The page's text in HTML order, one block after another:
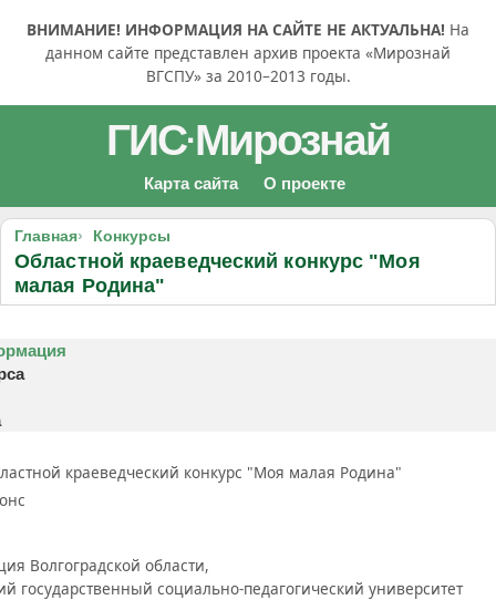
ВНИМАНИЕ! ИНФОРМАЦИЯ НА САЙТЕ НЕ АКТУАЛЬНА! На
данном сайте представлен архив проекта «Мирознай
ВГСПУ» за 2010–2013 годы.
ГИС·Мирознай
Карта сайта О проекте
Главная Конкурсы
Областной краеведческий конкурс "Моя
малая Родина"
краеведческий конкурс "Моя малая Родина"
Волгоградской области,
государственный социально-педагогический университет